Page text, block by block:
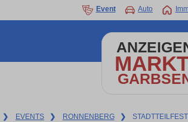
Event Auto
❯ EVENTS ❯ RONNENBERG ❯